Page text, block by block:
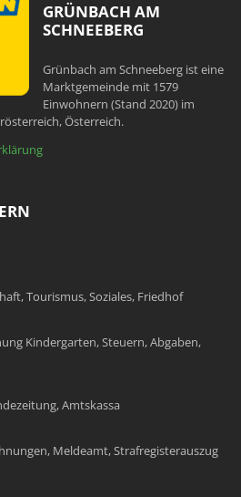
GRÜNBACH AM
SCHNEEBERG
Grünbach am Schneeberg ist eine
Marktgemeinde mit 1579
Einwohnern (Stand 2020) im
Österreich.
Tourismus, Soziales, Friedhof
Kindergarten, Steuern, Abgaben,
Amtskassa
Meldeamt, Strafregisterauszug